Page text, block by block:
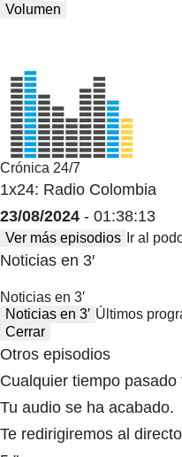
Volumen
Crónica 24/7
1x24: Radio Colombia
23/08/2024 - 01:38:13
Ver más episodios Ir al
Noticias en 3′
Noticias en 3′
Noticias en 3′ Últimos
Cerrar
Otros episodios
Cualquier tiempo pasado
Tu audio se ha acabado.
Te redirigiremos al